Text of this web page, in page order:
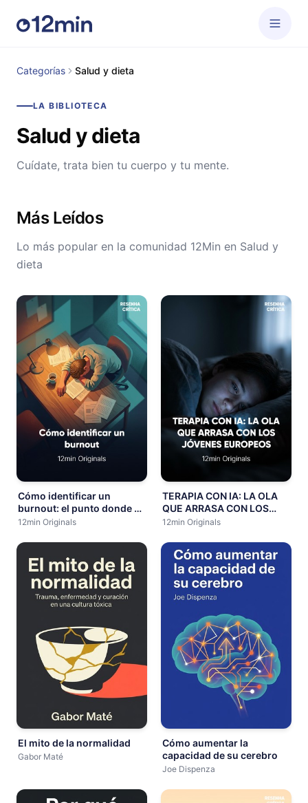
Categorías Salud y dieta
LA BIBLIOTECA
Salud y dieta
Cuídate, trata bien tu cuerpo y tu mente.
Más Leídos
Lo más popular en la comunidad 12Min en Salud y
dieta
Cómo identificar un
burnout: el punto donde el
cansancio deja de ser
12min Originals
TERAPIA CON IA: LA OLA
QUE ARRASA CON LOS
JÓVENES EUROPEOS
12min Originals
El mito de la normalidad
Gabor Maté
Cómo aumentar la
capacidad de su cerebro
Joe Dispenza